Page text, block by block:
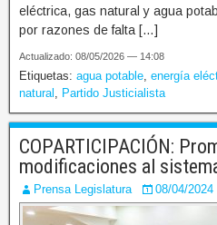
eléctrica, gas natural y agua
por razones de falta […]
Actualizado: 08/05/2026 — 14:08
Etiquetas: agua potable energía
natural
Partido Justicialista
COPARTICIPACIÓN:
modificaciones al
Prensa Legislatura 08/04/2024